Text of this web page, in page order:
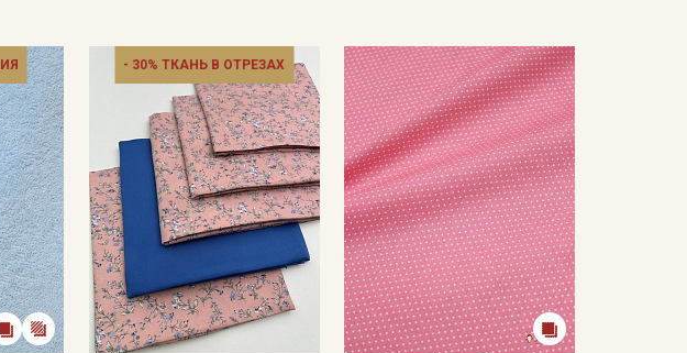
- 30% ТКАНЬ В ОТРЕЗАХ